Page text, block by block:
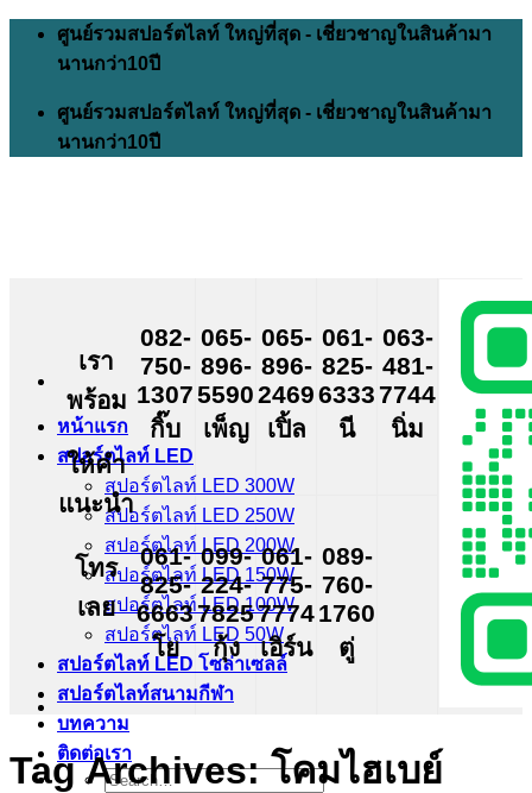
Skip
content
ศูนย์รวมสปอร์ตไลท์ ใหญ่ที่สุด - เชี่ยวชาญในสินค้ามา
นานกว่า10ปี
ศูนย์รวมสปอร์ตไลท์ ใหญ่ที่สุด - เชี่ยวชาญในสินค้ามา
นานกว่า10ปี
หน้าแรก
สปอร์ตไลท์ LED
สปอร์ตไลท์ LED 300W
สปอร์ตไลท์ LED 250W
สปอร์ตไลท์ LED 200W
สปอร์ตไลท์ LED 150W
สปอร์ตไลท์ LED 100W
สปอร์ตไลท์ LED 50W
สปอร์ตไลท์ LED โซล่าเซลล์
สปอร์ตไลท์สนามกีฬา
บทความ
ติดต่อเรา
Search
เรา
พร้อม
ให้คำ
แนะนำ
โทร
เลย
082-
750-
1307
กิ๊บ
065-
896-
5590
เพ็ญ
065-
896-
2469
เปิ้ล
061-
825-
6333
นี
063-
481-
7744
นิ่ม
061-
825-
6663
โย
099-
224-
7825
กุ้ง
061-
775-
7774
เอิร์น
089-
760-
1760
ตู่
Tag Archives:โคมไฮเบย์